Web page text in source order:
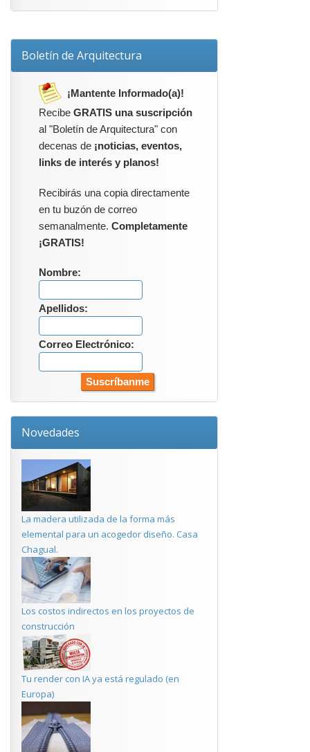
Boletín de Arquitectura
¡Mantente Informado(a)!
Recibe GRATIS una suscripción
al "Boletín de Arquitectura" con
decenas de ¡noticias, eventos,
links de interés y planos!
Recibirás una copia directamente
en tu buzón de correo
semanalmente. Completamente
¡GRATIS!
Nombre:
Apellidos:
Correo Electrónico:
Novedades
La madera utilizada de la forma más
elemental para un acogedor diseño. Casa
Chagual.
Los costos indirectos en los proyectos de
construcción
Tu render con IA ya está regulado (en
Europa)